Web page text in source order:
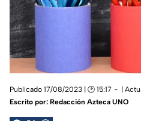
Publicado 17/08/2023 | 🕑 15:17 |
Escrito por: Redacción Azteca UNO